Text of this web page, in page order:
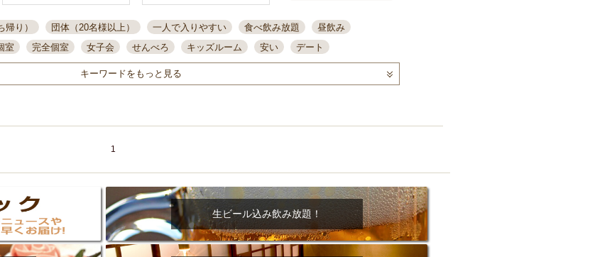
り） 団体（20名様以上） 一人で入りやすい 食べ飲み放題
昼飲み
室 完全個室 女子会 せんべろ キッズルーム 安い
デート
一人飲み 誕生日 大人数
スパ最高 肉料理 模合 インスタ映え 座敷席 記念日 泡盛
喫煙可
焼鳥 忘年会コース レモンサワー 観光客に人気 大部屋30名
カウンター
4000円台コース
デリバリー 寿司 クリスマス 和食
クーポン
駅周辺 旭橋駅周辺 沖縄料理 スイーツ
結納・顔会わせ
海ぶどう 民謡・生演奏 気軽に一杯
店内全面禁煙
プレミアムモルツ 貝づくし 燻製料理
美栄橋駅周辺
キーワードをもっと見る
1
生ビール込み飲み放題！